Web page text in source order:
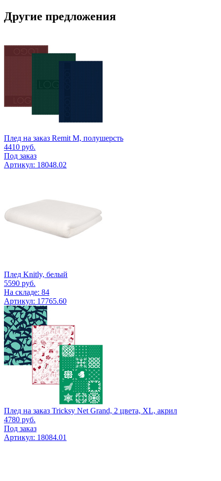
Другие предложения
Плед на заказ Remit М, полушерсть
4410 руб.
Под заказ
Артикул: 18048.02
Плед Knitly, белый
5590 руб.
На складе: 84
Артикул: 17765.60
Плед на заказ Tricksy Net Grand, 2 цвета, XL, акрил
4780 руб.
Под заказ
Артикул: 18084.01